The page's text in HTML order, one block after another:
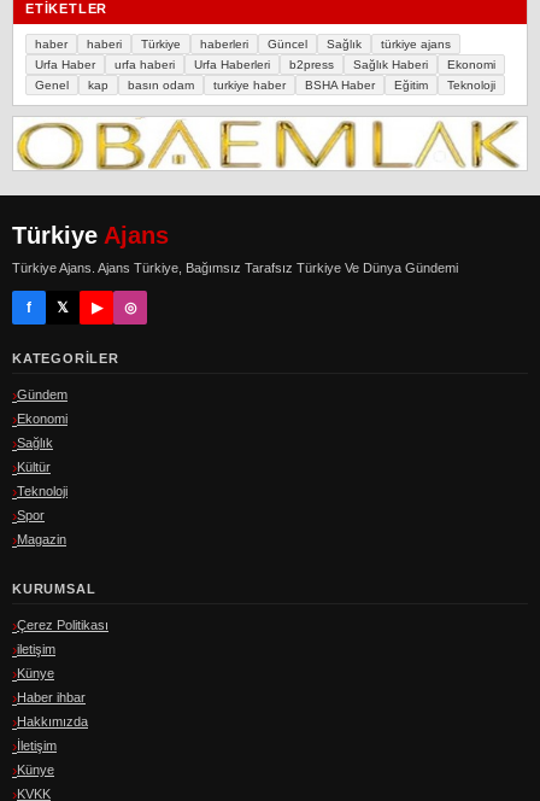
ETIKETLER
haber haberi Türkiye haberleri Güncel Sağlık
türkiye ajans
Urfa Haber
urfa haberi Urfa Haberleri b2press Sağlık Haberi
Ekonomi
Genel
kap basın odam turkiye haber BSHA Haber Eğitim Teknoloji
Türkiye Ajans
Türkiye Ajans. Ajans Türkiye, Bağımsız Tarafsız Türkiye Ve Dünya Gündemi
f 𝕏 ▶ ◎
KATEGORILER
Gündem
Ekonomi
Sağlık
Kültür
Teknoloji
Spor
Magazin
KURUMSAL
Çerez Politikası
iletişim
Künye
Haber ihbar
Hakkımızda
İletişim
Künye
KVKK